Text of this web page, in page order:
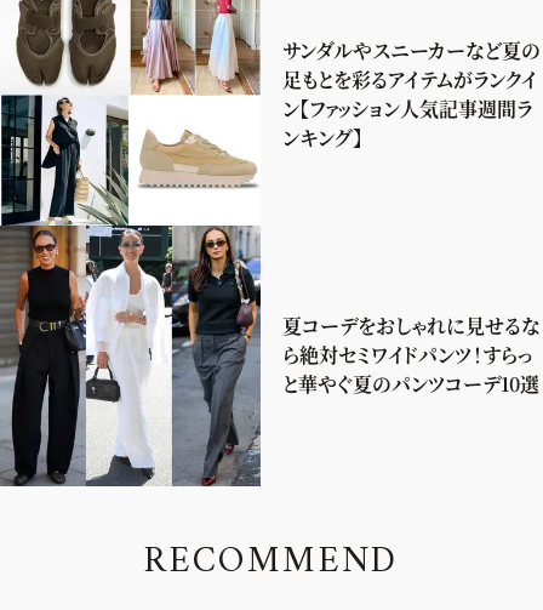
サンダルやスニーカーなど夏の
足もとを彩るアイテムがランクイ
ン【ファッション人気記事週間ラ
ンキング】
夏コーデをおしゃれに見せるな
ら絶対セミワイドパンツ！すらっ
と華やぐ夏のパンツコーデ10選
RECOMMEND